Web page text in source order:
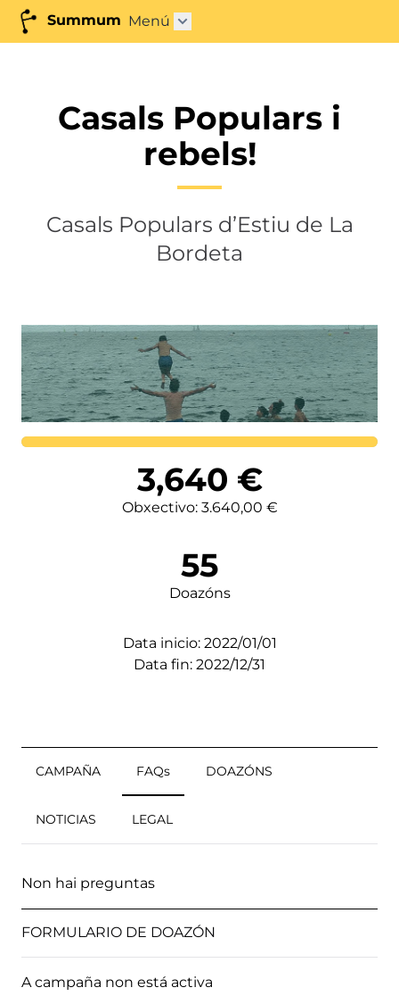
Summum Menú Abrir submenú"
Casals Populars i
rebels!
Casals Populars d’Estiu de La
Bordeta
Lortutakoa
3,640 €
Obxectivo: 3.640,00 €
55
Doazóns
Data inicio: 2022/01/01
Data fin: 2022/12/31
CAMPAÑA FAQs DOAZÓNS
NOTICIAS LEGAL
Non hai preguntas
FORMULARIO DE DOAZÓN
A campaña non está activa